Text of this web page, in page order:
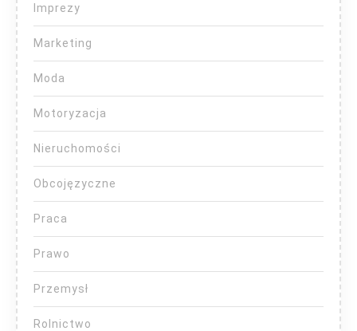
Imprezy
Marketing
Moda
Motoryzacja
Nieruchomości
Obcojęzyczne
Praca
Prawo
Przemysł
Rolnictwo